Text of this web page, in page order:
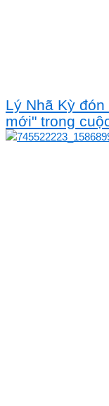
Lý Nhã Kỳ
mới" trong